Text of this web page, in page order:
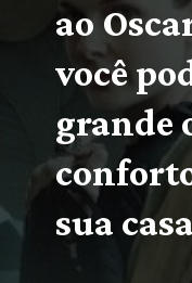
ao
você
grande
sua